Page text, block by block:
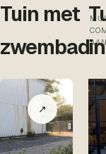
Tuin met
zwembad
↗